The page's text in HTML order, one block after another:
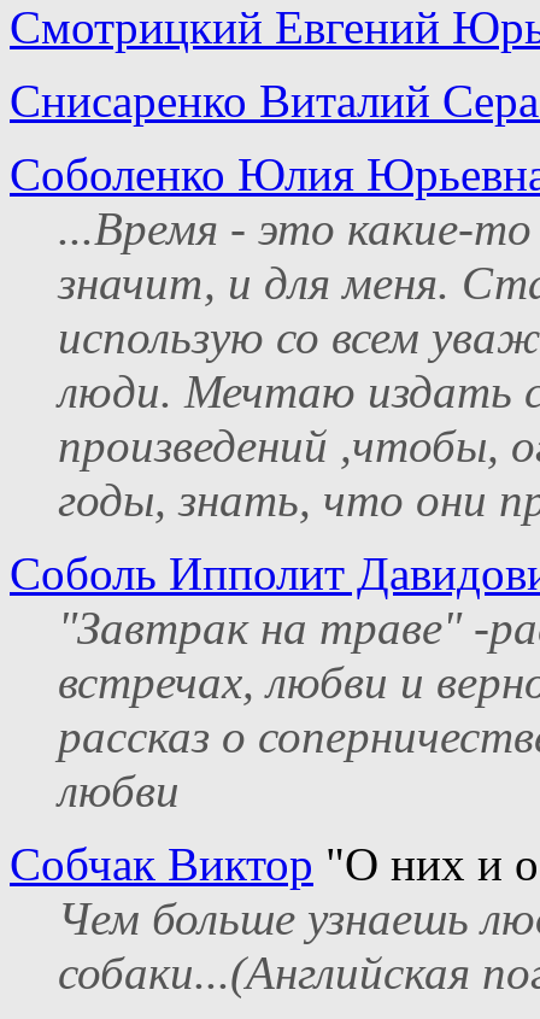
Смотрицкий Евгений
Снисаренко Виталий
Соболенко Юлия
...Время - это какие-то
значит, и для меня.
использую со всем
люди. Мечтаю издать
произведений ,чтобы,
годы, знать, что они
Соболь Ипполит
"Завтрак на траве" -
встречах, любви и
рассказ о
любви
Собчак Виктор "О них и
Чем больше узнаешь
собаки...(Английская